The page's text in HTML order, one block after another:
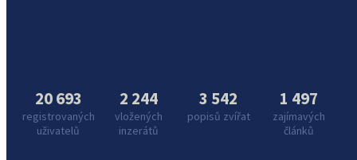
20 693
registrovaných
uživatelů
2 244
vložených
inzerátů
3 542
popisů zvířat
1 497
zajímavých
článků